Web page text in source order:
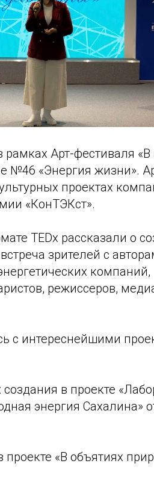
Арт-фестиваля «В
№46 «Энергия жизни».
проектах
«КонТЭКст».
TEDx рассказали о
зрителей с
компаний,
режиссеров,
с интереснейшими
в проекте
энергия Сахалина»
«В объятиях